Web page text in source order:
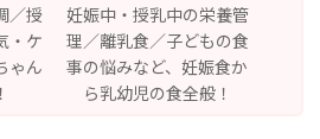
／授
・ケ
ゃん
妊娠中・授乳中の栄養管
理／離乳食／子どもの食
事の悩みなど、妊娠食か
ら乳幼児の食全般！